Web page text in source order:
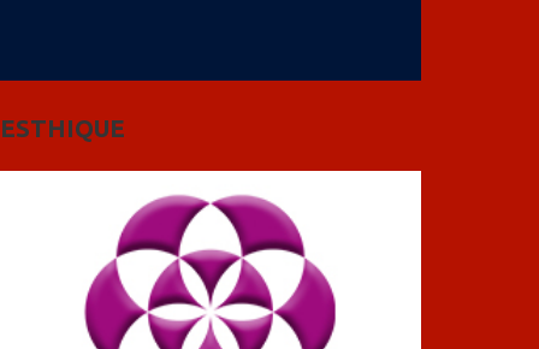
ESTHIQUE